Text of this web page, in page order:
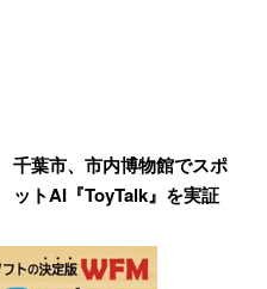
千葉市、市内博物館でスポ
ットAI『ToyTalk』を実証